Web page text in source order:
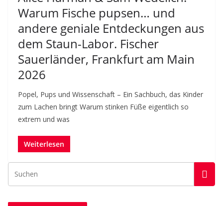
Warum Fische pupsen… und
andere geniale Entdeckungen aus
dem Staun-Labor. Fischer
Sauerländer, Frankfurt am Main
2026
Popel, Pups und Wissenschaft – Ein Sachbuch, das Kinder
zum Lachen bringt Warum stinken Füße eigentlich so
extrem und was
Weiterlesen